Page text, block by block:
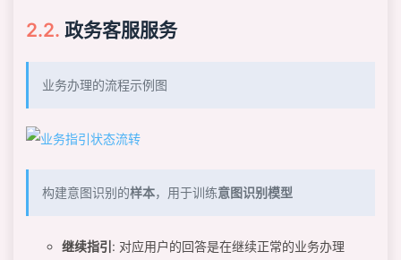
政务客服服务
业务办理的流程示例图
构建意图识别的样本，用于训练意图识别模型
继续指引 : 对应用户的回答是在继续正常的业务办理